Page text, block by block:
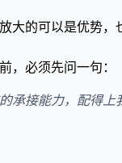
大的可以是优势，
，必须先问一句：
承接能力，配得上